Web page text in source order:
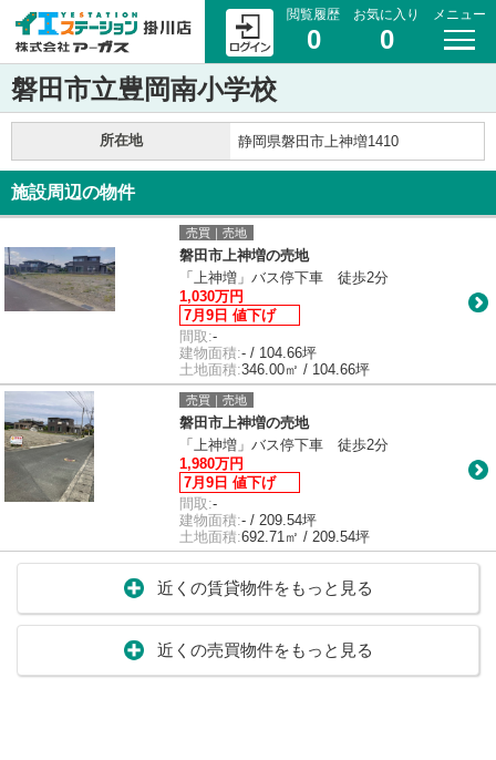
閲覧履歴
0
お気に入り
0
メニュー
磐田市立豊岡南小学校
所在地 静岡県磐田市上神増1410
施設周辺の物件
売買｜売地
磐田市上神増の売地
「上神増」バス停下車 徒歩2分
1,030万円
7月9日 値下げ
間取:-
建物面積:- / 104.66坪
土地面積:346.00㎡ / 104.66坪
売買｜売地
磐田市上神増の売地
「上神増」バス停下車 徒歩2分
1,980万円
7月9日 値下げ
間取:-
建物面積:- / 209.54坪
土地面積:692.71㎡ / 209.54坪
近くの賃貸物件をもっと見る
近くの売買物件をもっと見る